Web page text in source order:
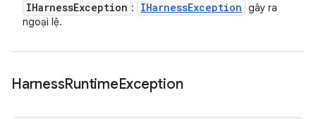
IHarnessException : IHarnessException gây ra
ngoại lệ.
HarnessRuntimeException